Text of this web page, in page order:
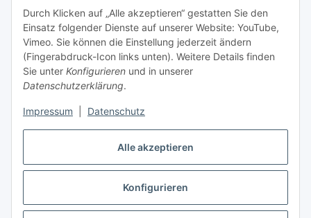
Alle akzeptieren
Konfigurieren
Durch Klicken auf „Alle akzeptieren“ gestatten Sie den
Einsatz folgender Dienste auf unserer Website: YouTube,
Vimeo. Sie können die Einstellung jederzeit ändern
(Fingerabdruck-Icon links unten). Weitere Details finden
Sie unter Konfigurieren und in unserer
Datenschutzerklärung.
Impressum Datenschutz
Informationen
036204. 803903
Achtung!!!
16:00 – 19:00 Uhr
Vertrag widerrufen
* Alle Preise inkl. gesetzlicher USt., zzgl.Versand